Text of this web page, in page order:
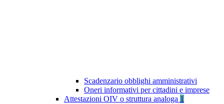
Scadenzario obblighi amministrativi
Oneri informativi per cittadini e imprese
Attestazioni OIV o struttura analoga 1